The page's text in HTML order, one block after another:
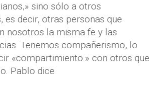
sino sólo a otros
es decir, otras personas que
nosotros la misma fe y las
Tenemos compañerismo, lo
«compartimiento.» con otros que
Pablo dice